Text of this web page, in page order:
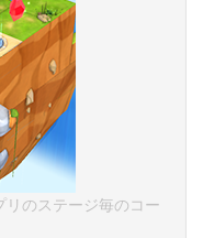
のステージ毎のコー